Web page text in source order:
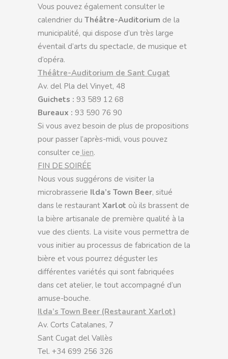
Vous pouvez également consulter le
calendrier du Théâtre-Auditorium de la
municipalité, qui dispose d’un très large
éventail d’arts du spectacle, de musique et
d’opéra.
Théâtre-Auditorium de Sant Cugat
Av. del Pla del Vinyet, 48
Guichets : 93 589 12 68
Bureaux : 93 590 76 90
Si vous avez besoin de plus de propositions
pour passer l’après-midi, vous pouvez
consulter ce lien.
FIN DE SOIRÉE
Nous vous suggérons de visiter la
microbrasserie Ilda’s Town Beer, situé
dans le restaurant Xarlot où ils brassent de
la bière artisanale de première qualité à la
vue des clients. La visite vous permettra de
vous initier au processus de fabrication de la
bière et vous pourrez déguster les
différentes variétés qui sont fabriquées
dans cet atelier, le tout accompagné d’un
amuse-bouche.
Ilda’s Town Beer (Restaurant Xarlot)
Av. Corts Catalanes, 7
Sant Cugat del Vallès
Tel. +34 699 256 326